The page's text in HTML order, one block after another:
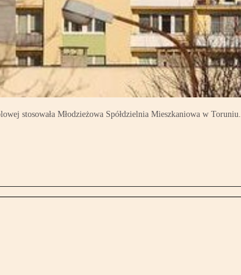
stosowała Młodzieżowa Spółdzielnia Mieszkaniowa w Toruniu.